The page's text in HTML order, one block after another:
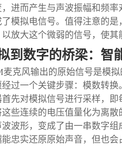
，进而产生与声波振幅和频
模拟电信号。值得注意的
以放大这个微弱的信号，使其
到数字的桥梁：智
麦克风输出的原始信号是模
经过一个关键步骤：模数转
先对模拟信号进行采样，
这些连续的电压值量化为离
波波形，变成了由一串数字
能忠实还原原始声音，但也会